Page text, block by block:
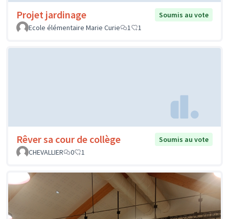
Projet jardinage
Soumis au vote
Ecole élémentaire Marie Curie
1 1
Rêver sa cour de collège
Soumis au vote
CHEVALLIER
0 1